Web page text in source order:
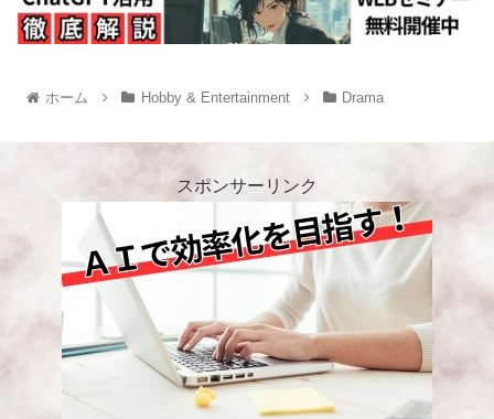
ホーム Hobby & Entertainment Drama
スポンサーリンク